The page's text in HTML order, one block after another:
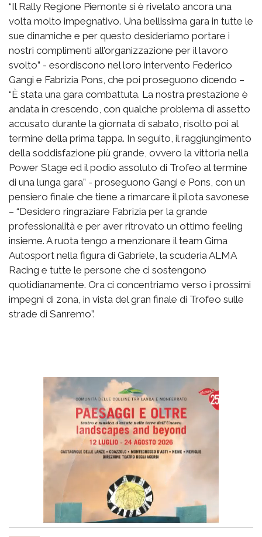
“Il Rally Regione Piemonte si è rivelato ancora una
volta molto impegnativo. Una bellissima gara in tutte le
sue dinamiche e per questo desideriamo portare i
nostri complimenti all’organizzazione per il lavoro
svolto” - esordiscono nel loro intervento Federico
Gangi e Fabrizia Pons, che poi proseguono dicendo –
“È stata una gara combattuta. La nostra prestazione è
andata in crescendo, con qualche problema di assetto
accusato durante la giornata di sabato, risolto poi al
termine della prima tappa. In seguito, il raggiungimento
della soddisfazione più grande, ovvero la vittoria nella
Power Stage ed il podio assoluto di Trofeo al termine
di una lunga gara” - proseguono Gangi e Pons, con un
pensiero finale che tiene a rimarcare il pilota savonese
– “Desidero ringraziare Fabrizia per la grande
professionalità e per aver ritrovato un ottimo feeling
insieme. A ruota tengo a menzionare il team Gima
Autosport nella figura di Gabriele, la scuderia ALMA
Racing e tutte le persone che ci sostengono
quotidianamente. Ora ci concentriamo verso i prossimi
impegni di zona, in vista del gran finale di Trofeo sulle
strade di Sanremo”.